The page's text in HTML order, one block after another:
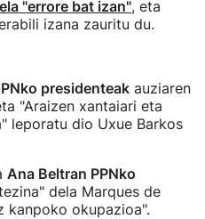
"errore bat izan", eta
izana zauritu du.
presidenteak auziaren
"Araizen xantaiari eta
leporatu dio Uxue Barkos
Ana Beltran PPNko
dela Marques de
kanpoko okupazioa".